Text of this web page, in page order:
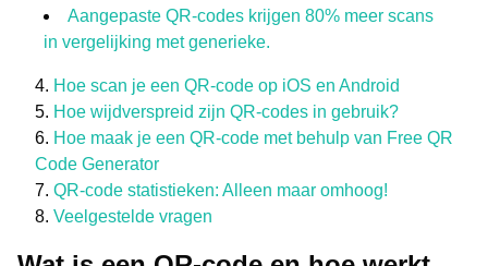
Aangepaste QR-codes krijgen 80% meer scans
in vergelijking met generieke.
Hoe scan je een QR-code op iOS en Android
Hoe wijdverspreid zijn QR-codes in gebruik?
Hoe maak je een QR-code met behulp van Free QR
Code Generator
QR-code statistieken: Alleen maar omhoog!
Veelgestelde vragen